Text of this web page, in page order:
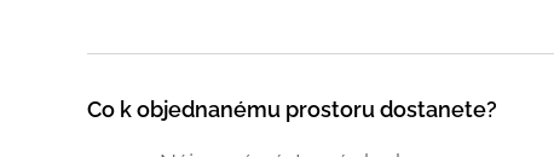
Co k objednanému prostoru dostanete?